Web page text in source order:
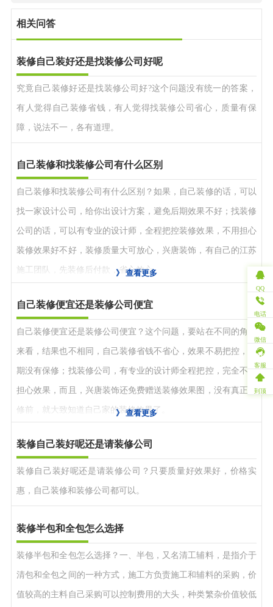
相关问答
装修自己装好还是找装修公司好呢
究竟自己装修好还是找装修公司好?这个问题没有统一的答案，
有人觉得自己装修省钱，有人觉得找装修公司省心，质量有保
障，说法不一，各有道理。
自己装修和找装修公司有什么区别
自己装修和找装修公司有什么区别？如果，自己装修的话，可以
找一家设计公司，给你出设计方案，避免后期效果不好；找装修
公司的话，可以有专业的设计师，全程把控装修效果，不用担心
装修效果好不好，装修质量大可放心，兴唐装饰，有自己的江苏
施工团队，先装修后付款，省心放心。
》 查看更多
自己装修便宜还是装修公司便宜
自己装修便宜还是装修公司便宜？这个问题，要站在不同的角度
来看，结果也不相同，自己装修省钱不省心，效果不易把控，后
期没有保修；找装修公司，有专业的设计师全程把控，完全不用
担心效果，而且，兴唐装饰还免费赠送装修效果图，没有真正装
修前，就大致知道自己家的装修效果了。
》 查看更多
装修自己装好呢还是请装修公司
装修自己装好呢还是请装修公司？只要质量好效果好，价格实
惠，自己装修和装修公司都可以。
装修半包和全包怎么选择
装修半包和全包怎么选择？一、半包，又名清工辅料，是指介于
清包和全包之间的一种方式，施工方负责施工和辅料的采购，价
值较高的主料自己采购可以控制费用的大头，种类繁杂价值较低
QQ
电话
微信
客服
到顶